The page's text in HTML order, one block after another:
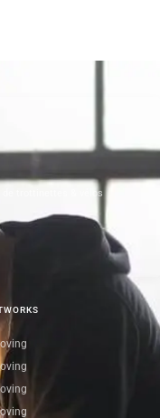
de trottinettes & vélos